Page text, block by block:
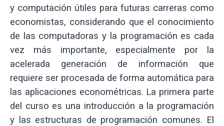
y computación útiles para futuras carreras como
economistas, considerando que el conocimiento
de las computadoras y la programación es cada
vez más importante, especialmente por la
acelerada generación de información que
requiere ser procesada de forma automática para
las aplicaciones econométricas. La primera parte
del curso es una introducción a la programación
y las estructuras de programación comunes. El